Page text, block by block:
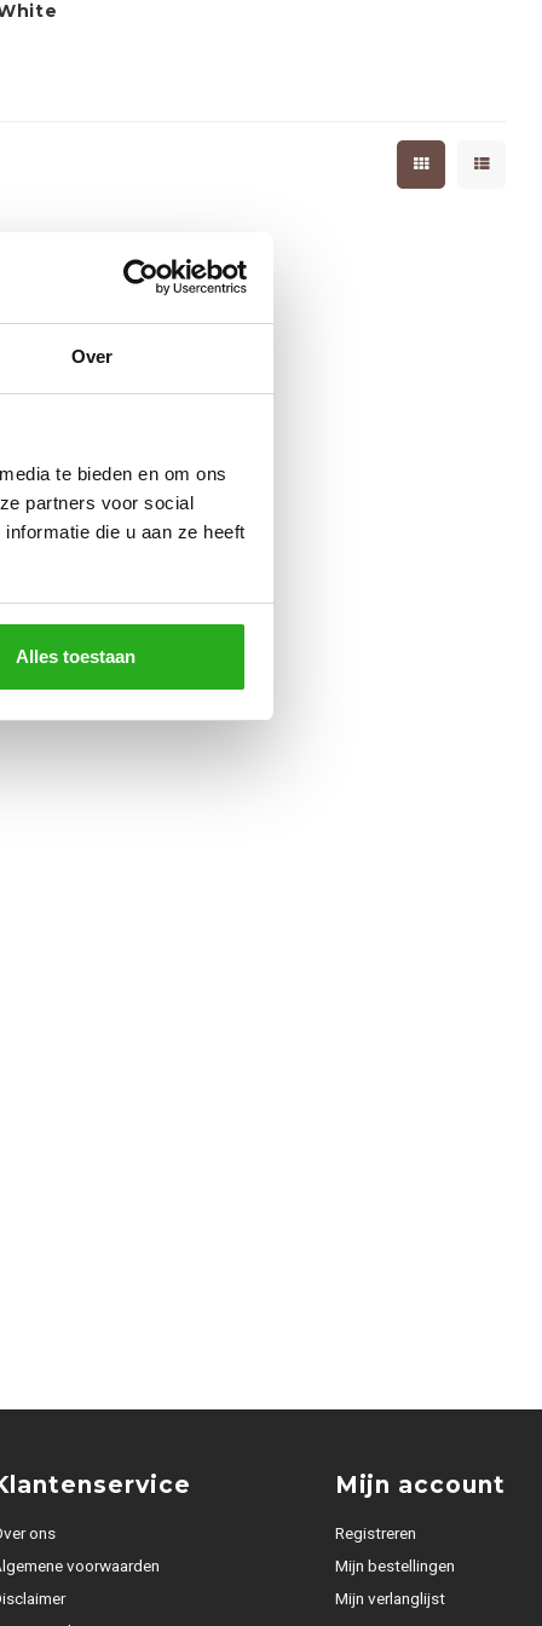
Over
te bieden en om ons
partners voor social
die u aan ze heeft
Alles toestaan
ons
voorwaarden
Mijn account
Registreren
Mijn bestellingen
Mijn verlanglijst